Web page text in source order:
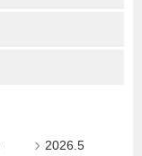
2026.5